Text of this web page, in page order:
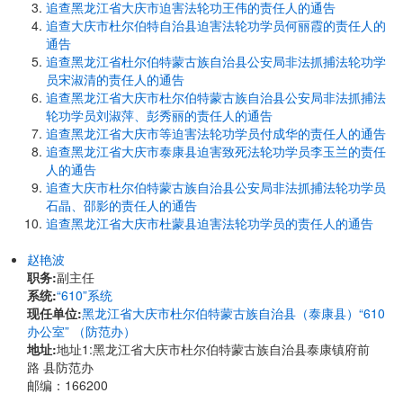
追查黑龙江省大庆市迫害法轮功王伟的责任人的通告
追查大庆市杜尔伯特自治县迫害法轮功学员何丽霞的责任人的
通告
追查黑龙江省杜尔伯特蒙古族自治县公安局非法抓捕法轮功学
员宋淑清的责任人的通告
追查黑龙江省大庆市杜尔伯特蒙古族自治县公安局非法抓捕法
轮功学员刘淑萍、彭秀丽的责任人的通告
追查黑龙江省大庆市等迫害法轮功学员付成华的责任人的通告
追查黑龙江省大庆市泰康县迫害致死法轮功学员李玉兰的责任
人的通告
追查大庆市杜尔伯特蒙古族自治县公安局非法抓捕法轮功学员
石晶、邵影的责任人的通告
追查黑龙江省大庆市杜蒙县迫害法轮功学员的责任人的通告
赵艳波
职务:副主任
系统:“610”系统
现任单位:黑龙江省大庆市杜尔伯特蒙古族自治县（泰康县）“610
办公室” （防范办）
地址:地址1:黑龙江省大庆市杜尔伯特蒙古族自治县泰康镇府前
路 县防范办
邮编：166200